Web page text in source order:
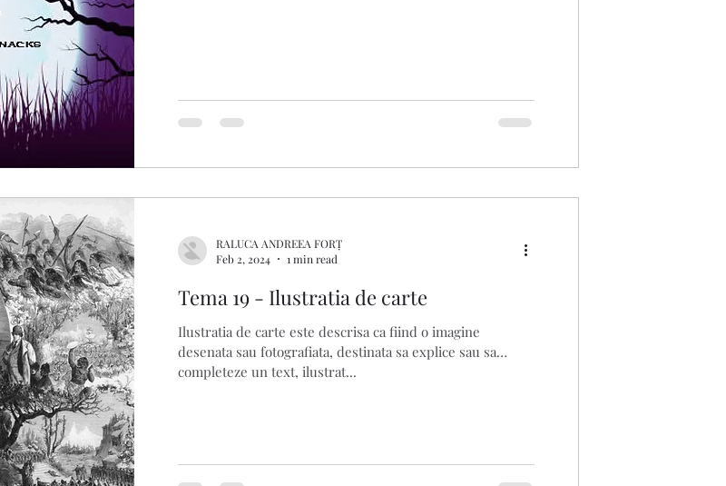
RALUCA ANDREEA FORȚ
Feb 2, 2024
1 min read
Tema 19 - Ilustratia de carte
Ilustratia de carte este descrisa ca fiind o imagine
desenata sau fotografiata, destinata sa explice sau sa
completeze un text, ilustrat...